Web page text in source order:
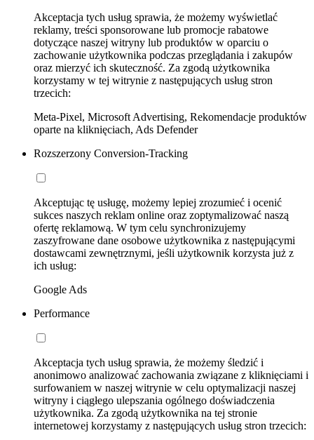
Akceptacja tych usług sprawia, że możemy wyświetlać
reklamy, treści sponsorowane lub promocje rabatowe
dotyczące naszej witryny lub produktów w oparciu o
zachowanie użytkownika podczas przeglądania i zakupów
oraz mierzyć ich skuteczność. Za zgodą użytkownika
korzystamy w tej witrynie z następujących usług stron
trzecich:
Meta-Pixel, Microsoft Advertising, Rekomendacje produktów
oparte na kliknięciach, Ads Defender
Rozszerzony Conversion-Tracking
Akceptując tę usługę, możemy lepiej zrozumieć i ocenić
sukces naszych reklam online oraz zoptymalizować naszą
ofertę reklamową. W tym celu synchronizujemy
zaszyfrowane dane osobowe użytkownika z następującymi
dostawcami zewnętrznymi, jeśli użytkownik korzysta już z
ich usług:
Google Ads
Performance
Akceptacja tych usług sprawia, że możemy śledzić i
anonimowo analizować zachowania związane z kliknięciami i
surfowaniem w naszej witrynie w celu optymalizacji naszej
witryny i ciągłego ulepszania ogólnego doświadczenia
użytkownika. Za zgodą użytkownika na tej stronie
internetowej korzystamy z następujących usług stron trzecich: